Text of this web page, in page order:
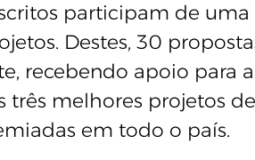
participam de
Destes, 30
recebendo apoio para
três melhores projetos
em todo o país.